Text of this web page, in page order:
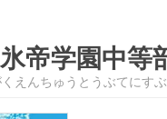
帝学園中等
えんちゅうとうぶてにす